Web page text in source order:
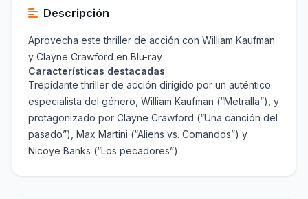
Descripción
Aprovecha este thriller de acción con William Kaufman
y Clayne Crawford en Blu-ray
Características destacadas
Trepidante thriller de acción dirigido por un auténtico
especialista del género, William Kaufman (“Metralla”), y
protagonizado por Clayne Crawford (“Una canción del
pasado”), Max Martini (“Aliens vs. Comandos”) y
Nicoye Banks (“Los pecadores”).